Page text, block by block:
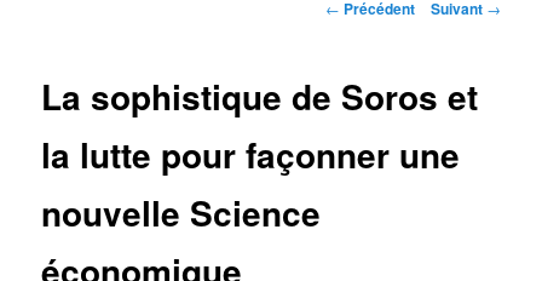
Navigation
← Précédent Suivant →
La sophistique de Soros et
la lutte pour façonner une
nouvelle Science
économique